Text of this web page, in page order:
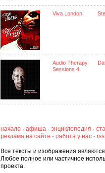
Viva London
Audio Therapy
Sessions 4
начало · афиша · энциклопедия ·
реклама на сайте · работа у нас ·
Все тексты и изображения
Любое полное или частичное
проекта.